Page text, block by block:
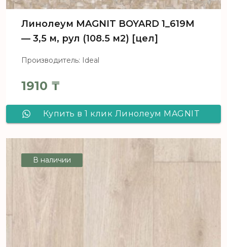
Линолеум MAGNIT BOYARD 1_619M
— 3,5 м, рул (108.5 м2) [цел]
Производитель: Ideal
1910 ₸
Купить в 1 клик Линолеум MAGNIT
[цел]
В наличии